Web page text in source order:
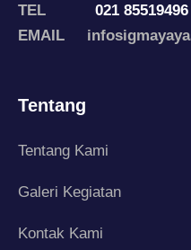
TEL
021 85519496
EMAIL
Tentang
Tentang Kami
Galeri Kegiatan
Kontak Kami